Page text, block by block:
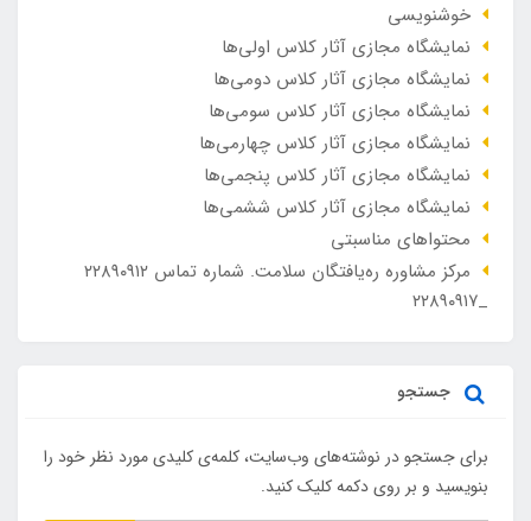
خوشنویسی
نمایشگاه مجازی آثار کلاس اولی‌ها
نمایشگاه مجازی آثار کلاس دومی‌ها
نمایشگاه مجازی آثار کلاس سومی‌ها
نمایشگاه مجازی آثار کلاس چهارمی‌ها
نمایشگاه مجازی آثار کلاس پنجمی‌ها
نمایشگاه مجازی آثار کلاس ششمی‌ها
محتواهای مناسبتی
مرکز مشاوره ره‌یافتگان سلامت. شماره تماس ۲۲۸۹۰۹۱۲
_۲۲۸۹۰۹۱۷
جستجو
برای جستجو در نوشته‌های وب‌سایت، کلمه‌ی کلیدی مورد نظر خود را
بنویسید و بر روی دکمه کلیک کنید.